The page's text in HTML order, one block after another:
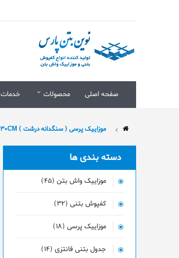
صفحه اصلی محصولات خدمات
موزاییک پرسی ( سنگدانه درشت ) 30X30CM
دسته بندی ها
موزاییک واش بتن (45)
کفپوش بتنی (32)
موزاییک پرسی (18)
جدول بتنی فانتزی (14)